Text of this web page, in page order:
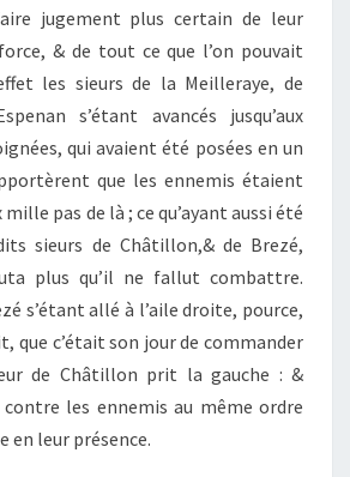
jugement plus certain de leur
& de tout ce que l’on pouvait
les sieurs de la Meilleraye, de
s’étant avancés jusqu’aux
qui avaient été posées en un
que les ennemis étaient
pas de là ; ce qu’ayant aussi été
sieurs de Châtillon,& de Brezé,
plus qu’il ne fallut combattre.
s’étant allé à l’aile droite, pource,
que c’était son jour de commander
de Châtillon prit la gauche : &
contre les ennemis au même ordre
en leur présence.